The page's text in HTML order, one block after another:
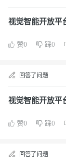
视觉智能开放平
赞0 踩0
回答了问题
视觉智能开放平
赞0 踩0
回答了问题